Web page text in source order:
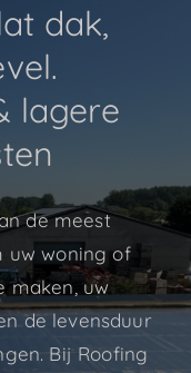
dak,
lagere
de meest
uw woning of
maken, uw
de levensduur
Bij Roofing